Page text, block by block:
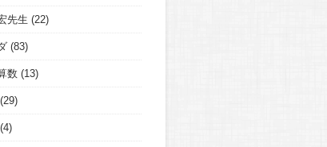
先生 (22)
(83)
数 (13)
(29)
(4)